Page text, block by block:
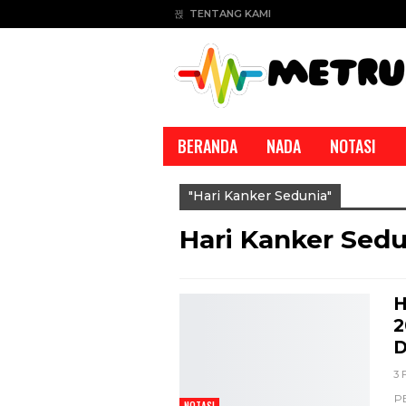
TENTANG KAMI
BERANDA NADA NOTASI
"hari Kanker Sedunia"
Hari Kanker
3